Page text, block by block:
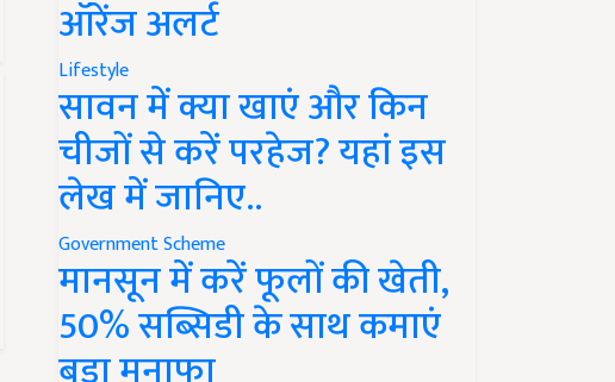
ऑरेंज अलर्ट
Lifestyle
सावन में क्या खाएं और किन
चीजों से करें परहेज? यहां इस
लेख में जानिए..
Government Scheme
मानसून में करें फूलों की खेती,
50% सब्सिडी के साथ कमाएं